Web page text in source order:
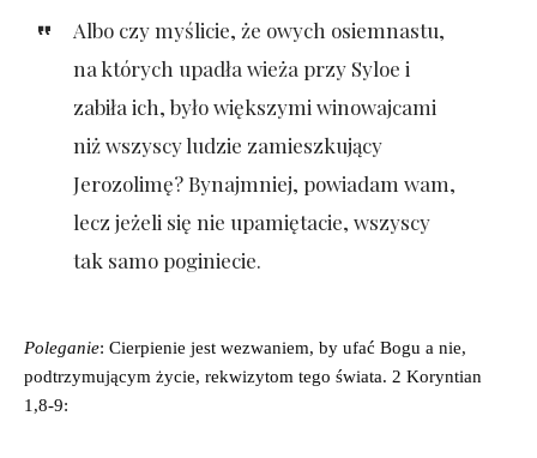
Albo czy myślicie, że owych osiemnastu,
na których upadła wieża przy Syloe i
zabiła ich, było większymi winowajcami
niż wszyscy ludzie zamieszkujący
Jerozolimę? Bynajmniej, powiadam wam,
lecz jeżeli się nie upamiętacie, wszyscy
tak samo poginiecie.
Poleganie: Cierpienie jest wezwaniem, by ufać Bogu a nie,
podtrzymującym życie, rekwizytom tego świata. 2 Koryntian
1,8-9: